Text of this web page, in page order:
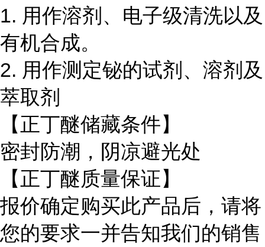
1. 用作溶剂、电子级清洗以及
有机合成。
2. 用作测定铋的试剂、溶剂及
萃取剂
【正丁醚储藏条件】
密封防潮，阴凉避光处
【正丁醚质量保证】
报价确定购买此产品后，请将
您的要求一并告知我们的销售